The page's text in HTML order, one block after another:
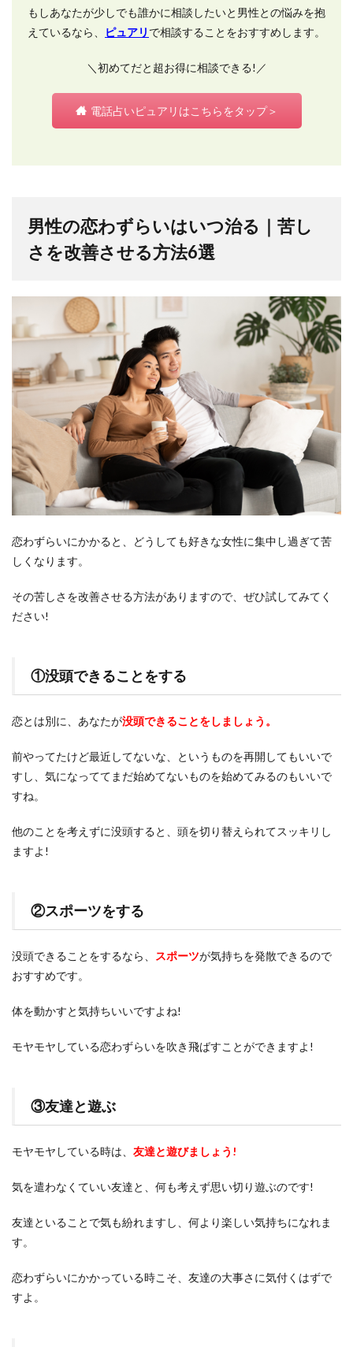
もしあなたが少しでも誰かに相談したいと男性との悩みを抱
えているなら、
ピュアリ で相談することをおすすめします。
＼初めてだと超お得に相談できる!／
電話占いピュアリはこちらをタップ＞
男性の恋わずらいはいつ治る｜苦し
さを改善させる方法6選
恋わずらいにかかると、どうしても好きな女性に集中し過ぎて苦
しくなります。
その苦しさを改善させる方法がありますので、ぜひ試してみてく
ださい!
①没頭できることをする
恋とは別に、あなたが没頭できることをしましょう。
前やってたけど最近してないな、というものを再開してもいいで
すし、気になっててまだ始めてないものを始めてみるのもいいで
すね。
他のことを考えずに没頭すると、頭を切り替えられてスッキリし
ますよ!
②スポーツをする
没頭できることをするなら、 スポーツが気持ちを発散できるので
おすすめです。
体を動かすと気持ちいいですよね!
モヤモヤしている恋わずらいを吹き飛ばすことができますよ!
③友達と遊ぶ
モヤモヤしている時は、 友達と遊びましょう!
気を遣わなくていい友達と、何も考えず思い切り遊ぶのです!
友達といることで気も紛れますし、何より楽しい気持ちになれま
す。
恋わずらいにかかっている時こそ、友達の大事さに気付くはずで
すよ。